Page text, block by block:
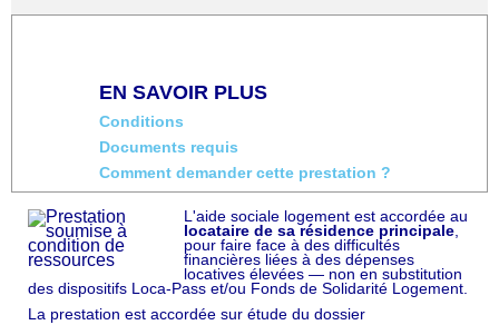
EN SAVOIR PLUS
Conditions
Documents requis
Comment demander cette prestation ?
L'aide sociale logement est accordée au
locataire de sa résidence principale
pour faire face à des difficultés
financières liées à des dépenses
locatives élevées — non en substitution
des dispositifs Loca-Pass et/ou Fonds de Solidarité Logement.
La prestation est accordée sur étude du dossier